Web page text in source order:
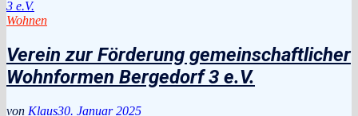
Wohnen
Verein zur Förderung gemeinschaftlicher
Wohnformen Bergedorf 3 e.V.
von Klaus30. Januar 2025